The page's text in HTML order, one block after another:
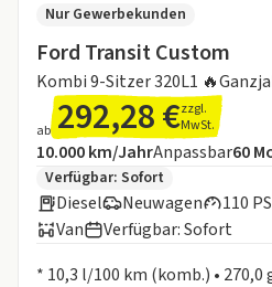
Ford Transit Custom
Nur Gewerbekunden
ab 292,28 €zzgl.
MwSt.
Angebotsdetails:
Inklusive Laufleistung
10.000 km/JahrAnpassbar60
Zusätzliche
Verfügbar: Sofort
Diesel Neuwagen 110
Van
Verfügbar: Sofort
* 10,3 l/100 km (komb.) • 270,0